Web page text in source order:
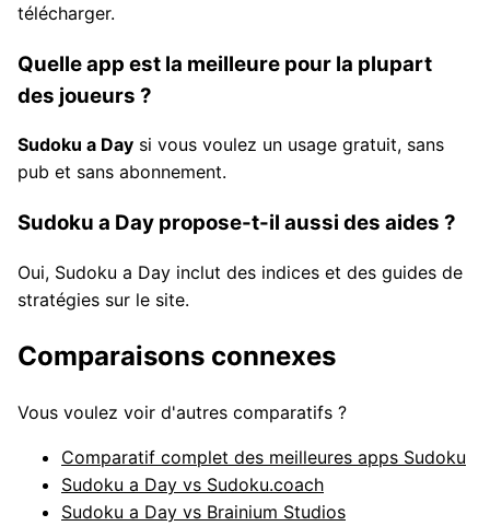
télécharger.
Quelle app est la meilleure pour la plupart
des joueurs ?
Sudoku a Day si vous voulez un usage gratuit, sans
pub et sans abonnement.
Sudoku a Day propose-t-il aussi des aides ?
Oui, Sudoku a Day inclut des indices et des guides de
stratégies sur le site.
Comparaisons connexes
Vous voulez voir d'autres comparatifs ?
Comparatif complet des meilleures apps Sudoku
Sudoku a Day vs Sudoku.coach
Sudoku a Day vs Brainium Studios